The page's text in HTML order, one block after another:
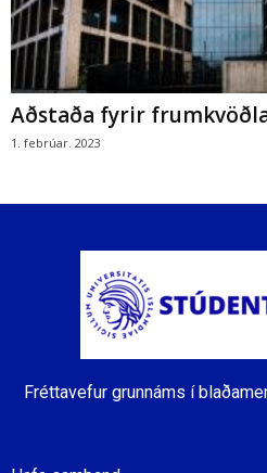
Aðstaða fyrir
1. febrúar. 2023
Fréttavefur grunnáms í